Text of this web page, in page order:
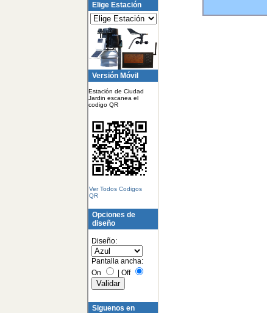
Elige Estación
Versión Móvil
Estación de Ciudad
Jardin escanea el
codigo QR
Ver Todos Codigos
QR
Opciones de
diseño
Diseño:
Pantalla ancha:
On
Off
Siguenos en